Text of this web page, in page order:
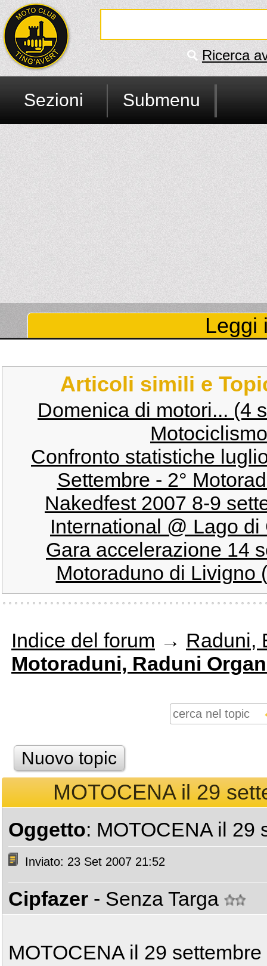
Ricerca
Sezioni Submenu
Leggi
Articoli simili e
Domenica di motori... (4
Confronto statistiche
Settembre - 2°
Nakedfest 2007 8-9
International @ Lago
Gara accelerazione 14
Motoraduno di Livigno
Indice del forum → Raduni,
Motoraduni, Raduni
Nuovo topic
MOTOCENA il 29
Oggetto: MOTOCENA il 29
Inviato: 23 Set 2007 21:52
Cipfazer - Senza Targa
MOTOCENA il 29